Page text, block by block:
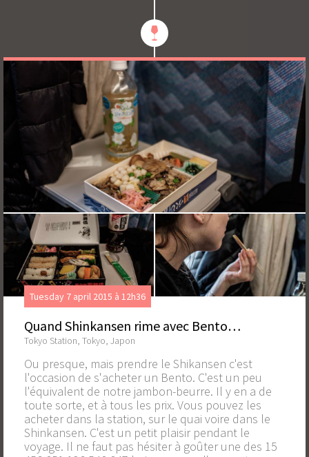
Tuesday 7 april 2015 à 12h36
Quand Shinkansen rime avec Bento…
Tokyo Station, Tokyo, Japon
Ou presque, mais prendre le Shikansen c'est
l'occasion de s'acheter un Bento. C'est un peu
l'équivalent de notre jambon-beurre. Il y en a de
toute sorte, et à tous les prix. Vous pouvez les
acheter dans la station, sur le quai voire dans le
Shinkansen. C'est un petit plaisir pendant le
voyage. Il ne faut pas hésiter à goûter une des 15